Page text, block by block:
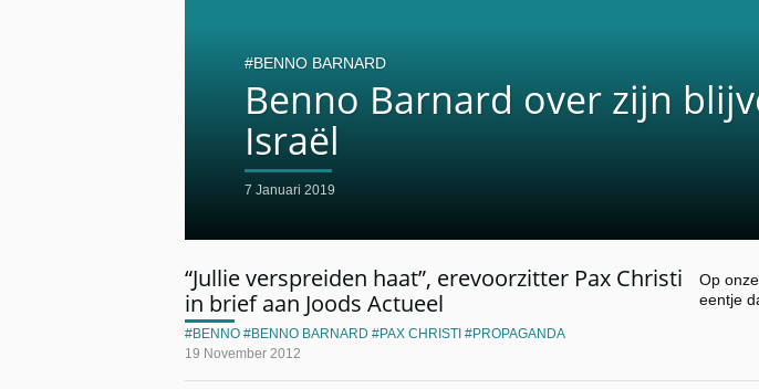
Benno Barnard over zijn
Israël
7 Januari 2019
BENNO BARNARD
“Jullie verspreiden haat”, erevoorzitter Pax Christi
in brief aan Joods Actueel
19 November 2012
BENNO BENNO BARNARD PAX CHRISTI PROPAGANDA
Op
eentje